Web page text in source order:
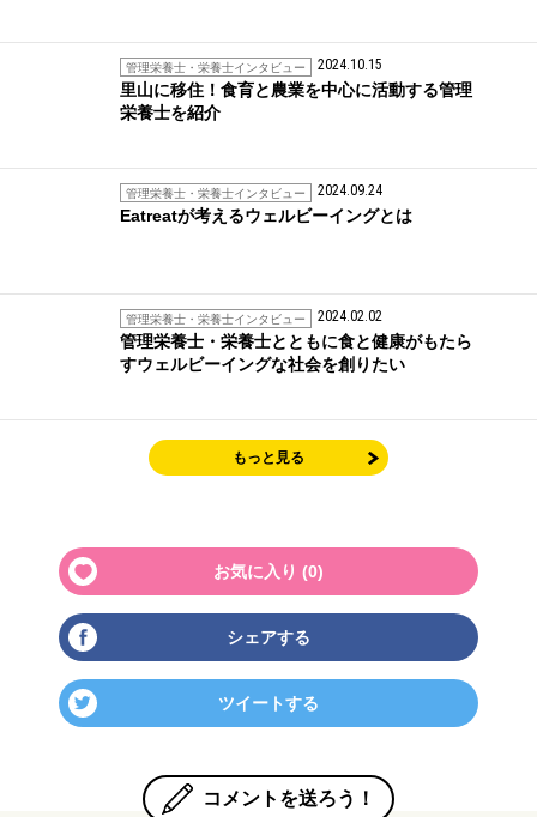
管理栄養士・栄養士インタビュー 2024.10.15
里山に移住！食育と農業を中心に活動する管理
栄養士を紹介
管理栄養士・栄養士インタビュー 2024.09.24
Eatreatが考えるウェルビーイングとは
管理栄養士・栄養士インタビュー 2024.02.02
管理栄養士・栄養士とともに食と健康がもたら
すウェルビーイングな社会を創りたい
もっと見る
お気に入り (0)
シェアする
ツイートする
コメントを送ろう！